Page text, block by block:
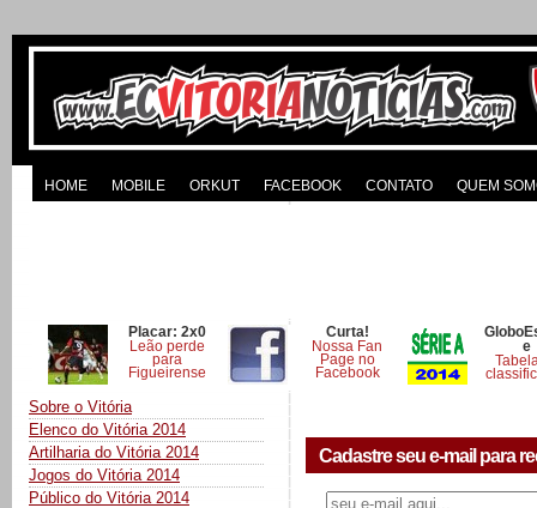
HOME MOBILE ORKUT FACEBOOK CONTATO QUEM
Placar: 2x0
Leão perde
para
Figueirense
Curta!
Nossa Fan
Page no
Facebook
e
Sobre o Vitória
Elenco do Vitória 2014
Artilharia do Vitória 2014
Jogos do Vitória 2014
Público do Vitória 2014
Cadastre seu e-mail para